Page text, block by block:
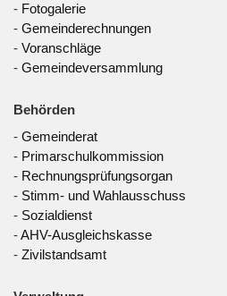
- Fotogalerie
- Gemeinderechnungen
- Voranschläge
- Gemeindeversammlung
Behörden
- Gemeinderat
- Primarschulkommission
- Rechnungsprüfungsorgan
- Stimm- und Wahlausschuss
- Sozialdienst
-AHV-Ausgleichskasse
- Zivilstandsamt